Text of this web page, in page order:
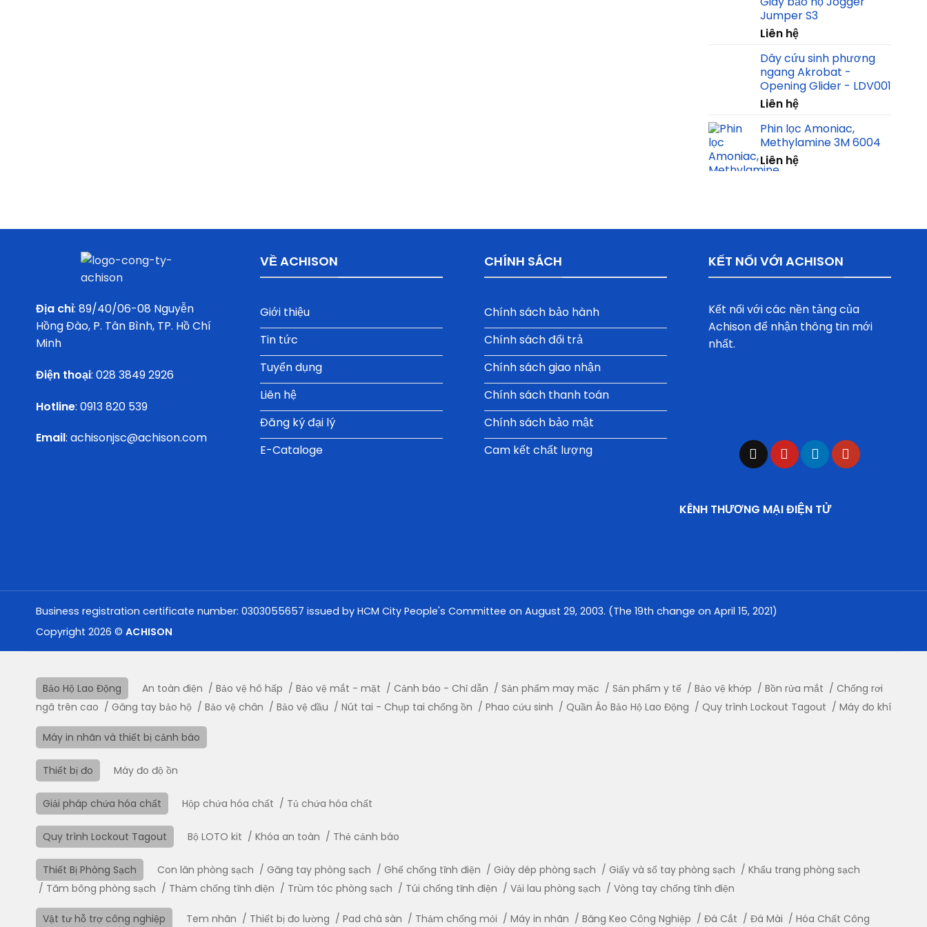
Jumper S3
Liên hệ
Dây cứu sinh phương
ngang Akrobat -
Opening Glider - LDV001
Liên hệ
Phin lọc Amoniac,
Methylamine 3M 6004
Liên hệ
Địa chỉ: 89/40/06-08 Nguyễn
Hồng Đào, P. Tân Bình, TP. Hồ Chí
Minh
Điện thoại: 028 3849 2926
Hotline: 0913 820 539
Email: achisonjsc@achison.com
VỀ ACHISON
Giới thiệu
Tin tức
Tuyển dụng
Liên hệ
Đăng ký đại lý
E-Cataloge
CHÍNH SÁCH
Chính sách bảo hành
Chính sách đổi trả
Chính sách giao nhận
Chính sách thanh toán
Chính sách bảo mật
Cam kết chất lượng
KẾT NỐI VỚI ACHISON
Kết nối với các nền tảng của
Achison để nhận thông tin mới
nhất.
KÊNH THƯƠNG MẠI ĐIỆN TỬ
Business registration certificate number: 0303055657 issued by HCM City People's Committee on August 29, 2003. (The 19th change on April 15, 2021)
Copyright 2026 © ACHISON
Bảo Hộ Lao Động An toàn điện Bảo vệ hô hấp Bảo vệ mắt - mặt Cảnh báo - Chỉ dẫn Sản phẩm may mặc Sản phẩm y tế Bảo vệ khớp Bồn rửa mắt
Chống rơi
ngã trên cao
Găng tay bảo hộ Bảo vệ chân Bảo vệ đầu Nút tai - Chụp tai chống ồn Phao cứu sinh Quần Áo Bảo Hộ Lao Động Quy trình Lockout Tagout Máy đo khí
Máy in nhãn và thiết bị cảnh báo
Thiết bị đo Máy đo độ ồn
Giải pháp chứa hóa chất Hộp chứa hóa chất Tủ chứa hóa chất
Quy trình Lockout Tagout Bộ LOTO kit Khóa an toàn Thẻ cảnh báo
Thiết Bị Phòng Sạch Con lăn phòng sạch Găng tay phòng sạch Ghế chống tĩnh điện Giày dép phòng sạch Giấy và sổ tay phòng sạch
Khẩu trang phòng sạch
Tăm bông phòng sạch
Thảm chống tĩnh điện Trùm tóc phòng sạch Túi chống tĩnh điện Vải lau phòng sạch Vòng tay chống tĩnh điện
Vật tư hỗ trợ công nghiệp Tem nhãn Thiết bị đo lường Pad chà sàn Thảm chống mỏi Máy in nhãn Băng Keo Công Nghiệp Đá Cắt Đá Mài Hóa Chất Công